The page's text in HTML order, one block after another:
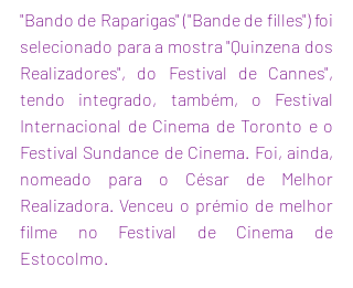
"Bando de Raparigas" ("Bande de filles") foi
selecionado para a mostra "Quinzena dos
Realizadores", do Festival de Cannes",
tendo integrado, também, o Festival
Internacional de Cinema de Toronto e o
Festival Sundance de Cinema. Foi, ainda,
nomeado para o César de Melhor
Realizadora. Venceu o prémio de melhor
filme no Festival de Cinema de
Estocolmo.